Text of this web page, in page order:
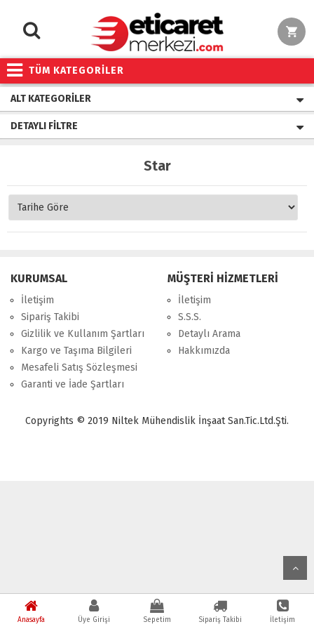
TÜM KATEGORİLER
Anasayfa Üye Girişi Sepetim Sipariş Takibi İletişim
ALT KATEGORILER
DETAYLI FILTRE
Star
KURUMSAL
İletişim
Sipariş Takibi
Gizlilik ve Kullanım Şartları
Kargo ve Taşıma Bilgileri
Mesafeli Satış Sözleşmesi
Garanti ve İade Şartları
MÜŞTERİ HİZMETLERİ
İletişim
S.S.S.
Detaylı Arama
Hakkımızda
Copyrights © 2019 Niltek Mühendislik İnşaat San.Tic.Ltd.Şti.